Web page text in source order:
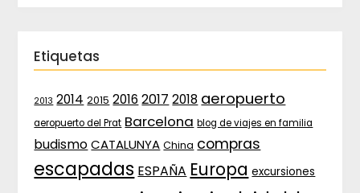
Etiquetas
2013 2014 2015 2016 2017 2018 aeropuerto
aeropuerto del Prat Barcelona blog de viajes en familia
budismo CATALUNYA China compras
escapadas ESPAÑA Europa excursiones